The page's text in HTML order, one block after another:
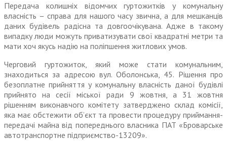
Передача колишніх відомчих гуртожитків у комунальну
власність – справа для нашого часу звична, а для мешканців
даних будівель радісна та довгоочікувана. Адже в такому
випадку люди можуть приватизувати свої квадратні метри та
мати хоч якусь надію на поліпшення житлових умов.
Черговий гуртожиток, який може стати комунальним,
знаходиться за адресою вул. Оболонська, 45. Рішення про
безоплатне прийняття у комунальну власність даної будівлі
прийнято на сесії міської ради 9 жовтня, а 31 жовтня
рішенням виконавчого комітету затверджено склад комісії,
яка має обстежити об’єкт та провести процедуру приймання-
передачі майна від попереднього власника ПАТ «Броварське
автотранспортне підприємство-13209».